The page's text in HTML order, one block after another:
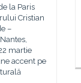
la Paris
Cristian
–
martie
accent pe